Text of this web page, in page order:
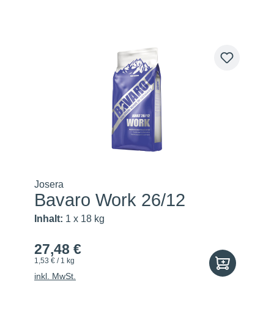
Josera
Bavaro Work 26/12
Inhalt: 1 x 18 kg
27,48 €
1,53 € / 1 kg
inkl. MwSt.